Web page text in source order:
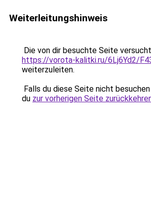
Weiterleitungshinweis
Die von dir besuchte Seite
https://vorota-kalitki.ru/6Lj6Yd2/
weiterzuleiten.
Falls du diese Seite nicht
du zur vorherigen Seite